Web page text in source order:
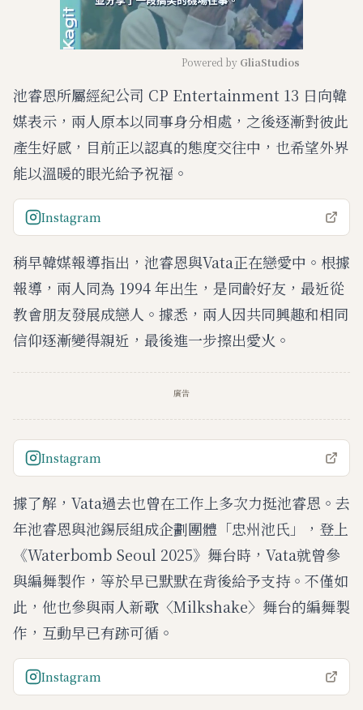
M
t
e
Powered by GliaStudios
池睿恩所屬經紀公司 CP Entertainment 13 日向韓
媒表示，兩人原本以同事身分相處，之後逐漸對彼此
產生好感，目前正以認真的態度交往中，也希望外界
能以溫暖的眼光給予祝福。
Instagram
稍早韓媒報導指出，池睿恩與Vata正在戀愛中。根據
報導，兩人同為 1994 年出生，是同齡好友，最近從
教會朋友發展成戀人。據悉，兩人因共同興趣和相同
信仰逐漸變得親近，最後進一步擦出愛火。
廣告
Instagram
據了解，Vata過去也曾在工作上多次力挺池睿恩。去
年池睿恩與池錫辰組成企劃團體「忠州池氏」，登上
《Waterbomb Seoul 2025》舞台時，Vata就曾參
與編舞製作，等於早已默默在背後給予支持。不僅如
此，他也參與兩人新歌〈Milkshake〉舞台的編舞製
作，互動早已有跡可循。
Instagram